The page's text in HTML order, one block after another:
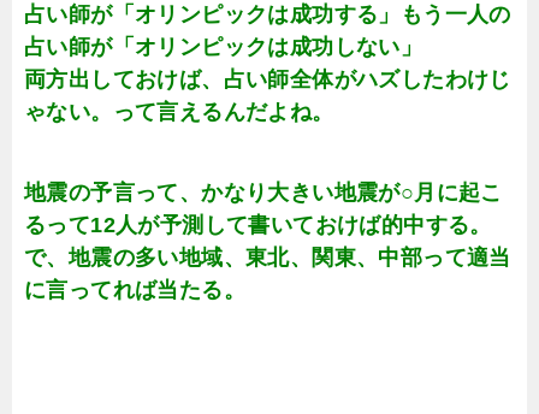
占い師が「オリンピックは成功する」もう一人の
占い師が「オリンピックは成功しない」
両方出しておけば、占い師全体がハズしたわけじ
ゃない。って言えるんだよね。
地震の予言って、かなり大きい地震が○月に起こ
るって12人が予測して書いておけば的中する。
で、地震の多い地域、東北、関東、中部って適当
に言ってれば当たる。